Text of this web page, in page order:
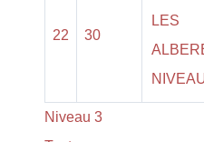
22 30
LES
Niveau 3